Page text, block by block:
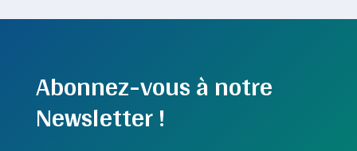
Abonnez-vous à notre
Newsletter !